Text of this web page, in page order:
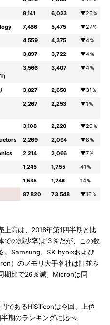
8,141 6,023
▼26％
7,486 5,475
▼27％
4,559 4,375
▼4％
3,897 3,722
▼4％
3,566 3,407 ▼4％
3,827 2,650
▼31％
2,267 2,253 ▼1％
3,108 2,220
▼29％
2,269 2,094
▼8％
2,214 2,066
▼7％
1,245 1,755
41％
1,535 1,746
14％
87,820 73,548
▼16％
高は、2018年第1四半期と比
での減少率は13％だが、この数
。Samsung、SK hynixおよび
）のメモリ大手各社は軒並み
期比で26％減、Micronは同
であるHiSiliconは今回、上位
期のランキングに比べ、